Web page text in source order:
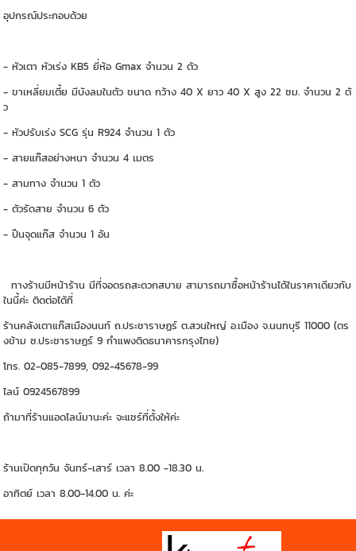
อุปกรณ์ประกอบด้วย
- หัวเตา หัวเร่ง KB5 ยี่ห้อ Gmax จำนวน 2 ตัว
- ขาเหลี่ยมเตี้ย มีบังลมในตัว ขนาด กว้าง 40 X ยาว 40 X สูง 22 ซม. จำนวน 2 ตั
ว
- หัวปรับเร่ง SCG รุ่น R924 จำนวน 1 ตัว
- สายแก๊สอย่างหนา จำนวน 4 เมตร
- สามทาง จำนวน 1 ตัว
- ตัวรัดสาย จำนวน 6 ตัว
- ปืนจุดแก๊ส จำนวน 1 อัน
ทางร้านมีหน้าร้าน มีที่จอดรถสะดวกสบาย สามารถมาซื้อหน้าร้านได้ในราคาเดียวกับ
ในนี้ค่ะ ติดต่อได้ที่
ร้านคลังเตาแก๊สเมืองนนท์ ถ.ประชาราษฏร์ ต.สวนใหญ่ อ.เมือง จ.นนทบุรี 11000 (ตร
งข้าม ซ.ประชาราษฏร์ 9 กำแพงติดธนาคารกรุงไทย)
โทร. 02-085-7899, 092-45678-99
ไลน์ 0924567899
ถ้ามาที่ร้านแอดไลน์มานะค่ะ จะแชร์ที่ตั้งให้ค่ะ
ร้านเปิดทุกวัน จันทร์-เสาร์ เวลา 8.00 -18.30 น.
อาทิตย์ เวลา 8.00-14.00 น. ค่ะ